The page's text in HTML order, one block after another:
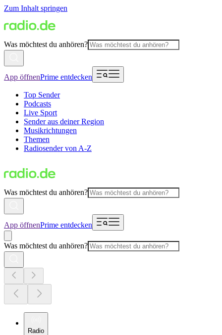
Zum Inhalt springen
Was möchtest du anhören?
App öffnenPrime entdecken
Top Sender
Podcasts
Live Sport
Sender aus deiner Region
Musikrichtungen
Themen
Radiosender von A-Z
Was möchtest du anhören?
App öffnenPrime entdecken
Was möchtest du anhören?
Radio